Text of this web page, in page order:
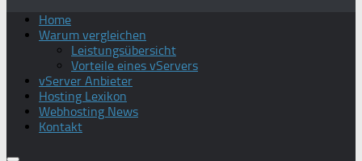
Home
Warum vergleichen
Leistungsübersicht
Vorteile eines vServers
vServer Anbieter
Hosting Lexikon
Webhosting News
Kontakt